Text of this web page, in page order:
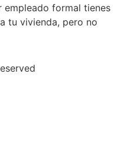
empleado formal tienes
tu vivienda, pero no